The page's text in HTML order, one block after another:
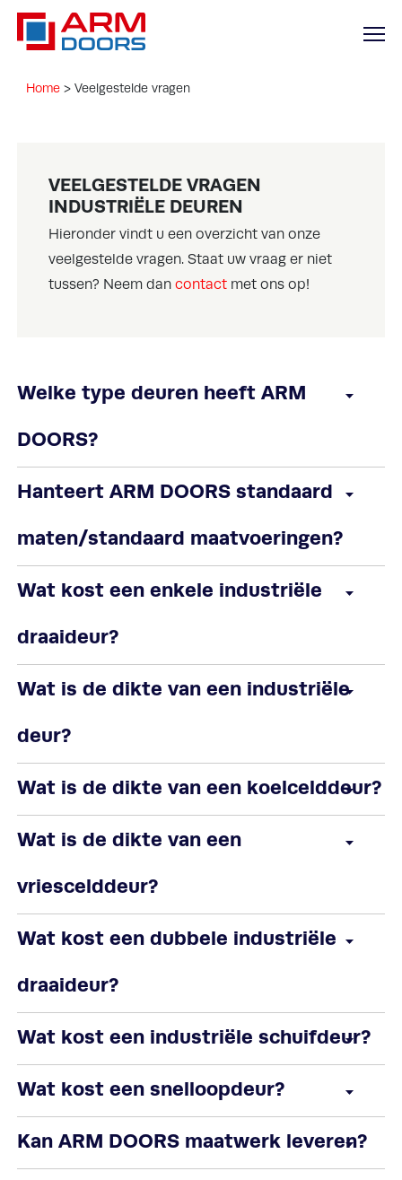
Home > Veelgestelde vragen
VEELGESTELDE VRAGEN
INDUSTRIËLE DEUREN
Hieronder vindt u een overzicht van onze
veelgestelde vragen. Staat uw vraag er niet
tussen? Neem dan contact met ons op!
Welke type deuren heeft ARM
DOORS?
Hanteert ARM DOORS standaard
maten/standaard maatvoeringen?
Wat kost een enkele industriële
draaideur?
Wat is de dikte van een industriële
deur?
Wat is de dikte van een koelcelddeur?
Wat is de dikte van een
vriescelddeur?
Wat kost een dubbele industriële
draaideur?
Wat kost een industriële schuifdeur?
Wat kost een snelloopdeur?
Kan ARM DOORS maatwerk leveren?